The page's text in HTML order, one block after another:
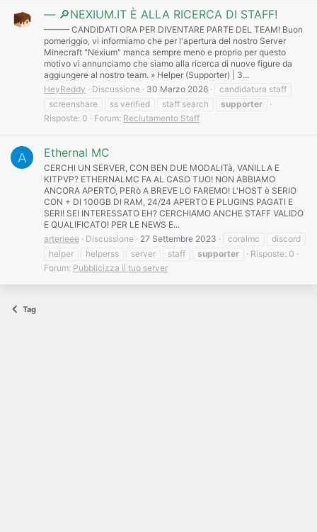
— 🔎NEXIUM.IT È ALLA RICERCA DI STAFF!
——— CANDIDATI ORA PER DIVENTARE PARTE DEL TEAM! Buon
pomeriggio, vi informiamo che per l'apertura del nostro Server
Minecraft "Nexium" manca sempre meno e proprio per questo
motivo vi annunciamo che siamo alla ricerca di nuove figure da
aggiungere al nostro team. » Helper (Supporter) | 3...
HeyReddy
Discussione 30 Marzo 2026
candidatura staff
screenshare
ss verified staff search
supporter
Risposte: 0
Forum: Reclutamento Staff
A Ethernal MC
CERCHI UN SERVER, CON BEN DUE MODALITà, VANILLA E
KITPVP? ETHERNALMC FA AL CASO TUO! NON ABBIAMO
ANCORA APERTO, PERò A BREVE LO FAREMO! L'HOST è SERIO
CON + DI 100GB DI RAM, 24/24 APERTO E PLUGINS PAGATI E
SERI! SEI INTERESSATO EH? CERCHIAMO ANCHE STAFF VALIDO
E QUALIFICATO! PER LE NEWS E...
arterieee
Discussione 27 Settembre 2023 coralmc
discord
helper
helperss server staff supporter
Risposte: 0
Forum: Pubblicizza il tuo server
Tag